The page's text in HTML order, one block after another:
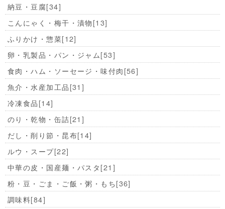
納豆・豆腐[34]
こんにゃく・梅干・漬物[13]
ふりかけ・惣菜[12]
卵・乳製品・パン・ジャム[53]
食肉・ハム・ソーセージ・味付肉[56]
魚介・水産加工品[31]
冷凍食品[14]
のり・乾物・缶詰[21]
だし・削り節・昆布[14]
ルウ・スープ[22]
中華の皮・国産麺・パスタ[21]
粉・豆・ごま・ご飯・粥・もち[36]
調味料[84]